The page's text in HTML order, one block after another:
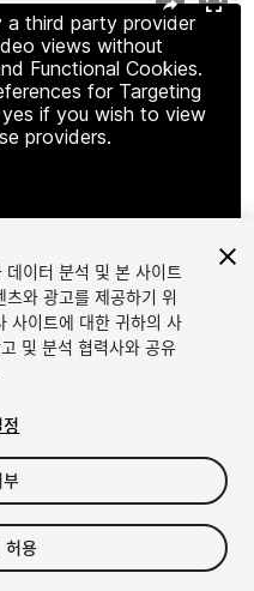
third party provider
views without
Functional Cookies.
for Targeting
if you wish to view
providers.
이터 분석 및 본 사이트
와 광고를 제공하기 위
사이트에 대한 귀하의 사
및 분석 협력사와 공유
부
허용